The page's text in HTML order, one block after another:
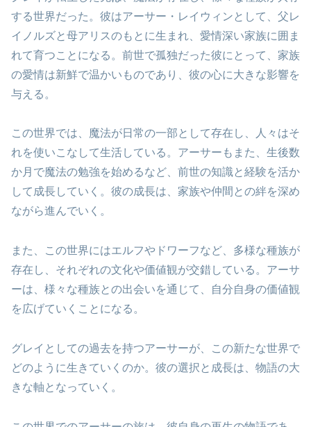
する世界だった。彼はアーサー・レイウィンとして、父レ
イノルズと母アリスのもとに生まれ、愛情深い家族に囲ま
れて育つことになる。前世で孤独だった彼にとって、家族
の愛情は新鮮で温かいものであり、彼の心に大きな影響を
与える。
この世界では、魔法が日常の一部として存在し、人々はそ
れを使いこなして生活している。アーサーもまた、生後数
か月で魔法の勉強を始めるなど、前世の知識と経験を活か
して成長していく。彼の成長は、家族や仲間との絆を深め
ながら進んでいく。
また、この世界にはエルフやドワーフなど、多様な種族が
存在し、それぞれの文化や価値観が交錯している。アーサ
ーは、様々な種族との出会いを通じて、自分自身の価値観
を広げていくことになる。
グレイとしての過去を持つアーサーが、この新たな世界で
どのように生きていくのか。彼の選択と成長は、物語の大
きな軸となっていく。